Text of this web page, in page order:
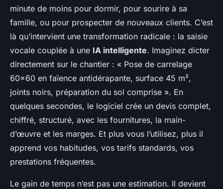
minute de moins pour dormir, pour sourire à sa
famille, ou pour prospecter de nouveaux clients. C’est
là qu’intervient une transformation radicale : la saisie
vocale couplée à une IA intelligente. Imaginez dicter
directement sur le chantier : « Pose de carrelage
60×60 en faïence antidérapante, surface 45 m²,
joints noirs, préparation du sol comprise ». En
quelques secondes, le logiciel crée un devis complet,
chiffré, structuré, avec les fournitures, la main-
d’œuvre et les marges. Et plus vous l’utilisez, plus il
apprend vos habitudes, vos tarifs standards, vos
prestations fréquentes.
Le gain de temps n’est pas une estimation. Il devient